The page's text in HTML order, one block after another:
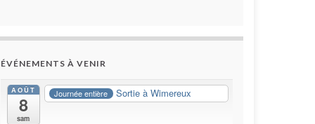
ÉVÉNEMENTS À VENIR
AOÛT
8
sam
Journée entière Sortie à Wimereux